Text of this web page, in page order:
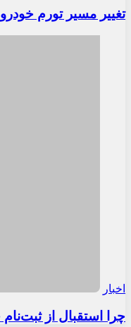
تغییر مسیر تورم
اخبار
چرا استقبال از